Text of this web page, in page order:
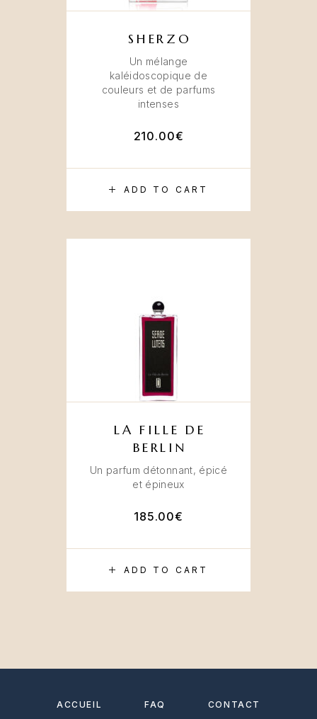
ADD TO CART
SHERZO
Un mélange
kaléidoscopique de
couleurs et de parfums
intenses
210.00€
ADD TO CART
LA FILLE DE
BERLIN
Un parfum détonnant, épicé
et épineux
185.00€
ACCUEIL FAQ CONTACT